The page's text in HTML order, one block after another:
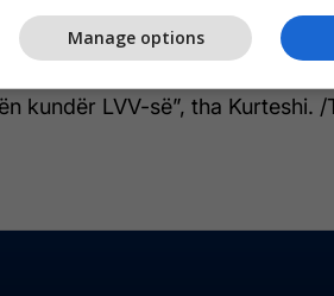
në media, siç ishte nxjerrja
para se ti merrte
Klan Kosova ndërsa RTK atë
kundër LVV-së”, tha Kurteshi. /
Manage options